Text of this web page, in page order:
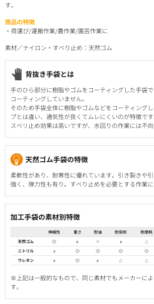
す。
商品の特徴
・荷運び/運搬作業/農作業/園芸作業に
素材／ナイロン・すべり止め：天然ゴム
背抜き手袋とは
手のひら部分に樹脂やゴムをコーティングした手袋
コーティングしていません。
そのため手袋全体に樹脂やゴムなどをコーティング
プとは違い、通気性が良くてムレにくいのが特徴です
スベリ止め効果は高いですが、水回りの作業には不向
天然ゴム手袋の特徴
柔軟性があり、耐寒性に優れています。引き裂きや
強く、弾力性も有り。すべり止めを必要とする作業に
加工手袋の素材別特徴
伸縮性 重さ 耐油 耐突刺 耐摩耗
天然ゴム
◎ ○ × ○ △
ニトリル
○ ◎ ◎ ◎ ◎
ウレタン
○ ◎ ○ △ △
※上記は一般的なもので、同じ素材でもメーカーに
す。